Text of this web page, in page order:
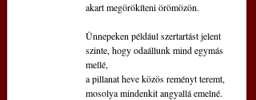
akart megörökíteni örömözön.
Ünnepeken például szertartást jelent
szinte, hogy odaállunk mind egymás
mellé,
a pillanat heve közös reményt teremt,
mosolya mindenkit angyallá emelné.